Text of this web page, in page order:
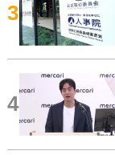
3
4